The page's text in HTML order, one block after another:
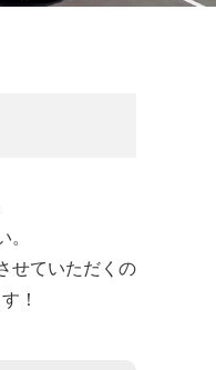
せていただくの
！